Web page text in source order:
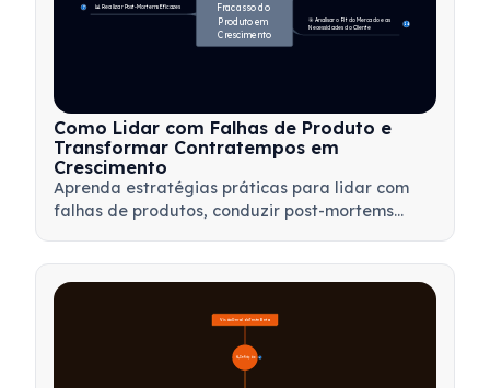
📊 Realizar Post-Mortems Eficazes
7
🎯 Analisar o Fit do Mercado e as
Necessidades do Cliente
14
Fracasso do
Produto em
Crescimento
Como Lidar com Falhas de Produto e
Transformar Contratempos em
Crescimento
Aprenda estratégias práticas para lidar com
falhas de produtos, conduzir post-mortems
sua equipe.
🔍 Definição
Visão Geral do Teste Beta